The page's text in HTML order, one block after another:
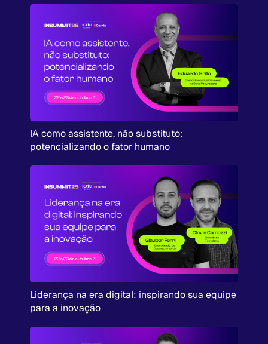
IA como assistente, não substituto:
potencializando o fator humano
Liderança na era digital: inspirando sua equipe
para a inovação